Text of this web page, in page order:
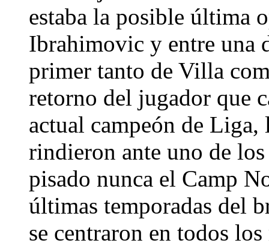
estaba la posible última
Ibrahimovic y entre una
primer tanto de Villa
retorno del jugador que
actual campeón de
rindieron ante uno de
pisado nunca el Camp
últimas temporadas del
se centraron en todos